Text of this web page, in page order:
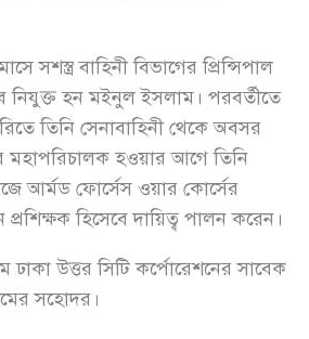
সশস্ত্র বাহিনী বিভাগের প্রিন্সিপাল
নিযুক্ত হন মইনুল ইসলাম। পরবর্তীতে
তিনি সেনাবাহিনী থেকে অবসর
মহাপরিচালক হওয়ার আগে তিনি
আর্মড ফোর্সেস ওয়ার কোর্সের
হিসেবে দায়িত্ব পালন করেন।
ঢাকা উত্তর সিটি কর্পোরেশনের সাবেক
সহোদর।